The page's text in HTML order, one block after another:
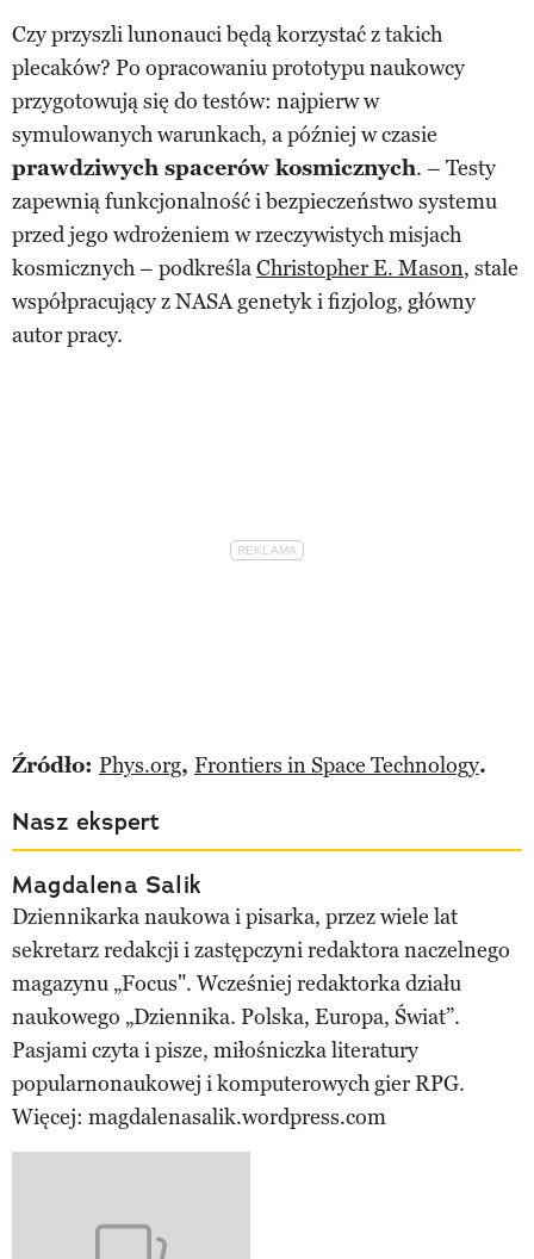
Czy przyszli lunonauci będą korzystać z takich
plecaków? Po opracowaniu prototypu naukowcy
przygotowują się do testów: najpierw w
symulowanych warunkach, a później w czasie
prawdziwych spacerów kosmicznych. – Testy
zapewnią funkcjonalność i bezpieczeństwo systemu
przed jego wdrożeniem w rzeczywistych misjach
kosmicznych – podkreślaChristopher E. Mason, stale
współpracujący z NASA genetyk i fizjolog, główny
autor pracy.
Źródło: Phys.org, Frontiers in Space Technology.
Nasz ekspert
Magdalena Salik
Dziennikarka naukowa i pisarka, przez wiele lat
sekretarz redakcji i zastępczyni redaktora naczelnego
magazynu „Focus". Wcześniej redaktorka działu
naukowego „Dziennika. Polska, Europa, Świat”.
Pasjami czyta i pisze, miłośniczka literatury
popularnonaukowej i komputerowych gier RPG.
Więcej: magdalenasalik.wordpress.com